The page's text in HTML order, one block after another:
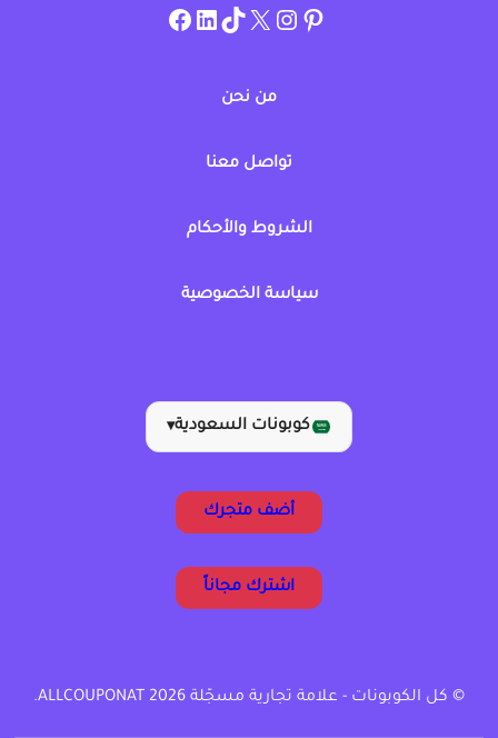
pinterest
allcouponat
twitter
TikTok
linkedin
facebook
من نحن
تواصل معنا
الشروط والأحكام
سياسة الخصوصية
كوبونات السعودية▾
أضف متجرك
اشترك مجاناً
© كل الكوبونات - علامة تجارية مسجّلة ALLCOUPONAT 2026.